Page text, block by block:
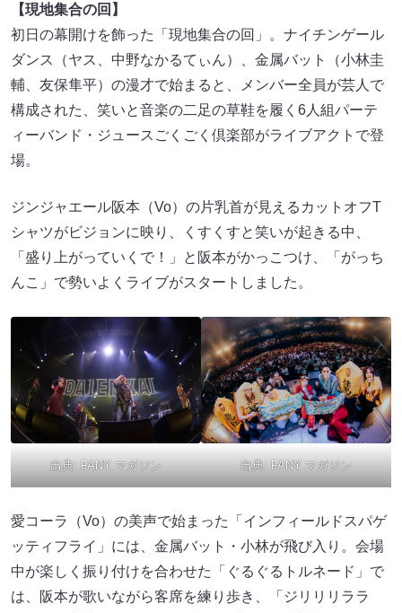
【現地集合の回】
初日の幕開けを飾った「現地集合の回」。ナイチンゲール
ダンス（ヤス、中野なかるてぃん）、金属バット（小林圭
輔、友保隼平）の漫才で始まると、メンバー全員が芸人で
構成された、笑いと音楽の二足の草鞋を履く6人組パーテ
ィーバンド・ジュースごくごく倶楽部がライブアクトで登
場。
ジンジャエール阪本（Vo）の片乳首が見えるカットオフT
シャツがビジョンに映り、くすくすと笑いが起きる中、
「盛り上がっていくで！」と阪本がかっこつけ、「がっち
んこ」で勢いよくライブがスタートしました。
出典: FANY マガジン 出典: FANY マガジン
愛コーラ（Vo）の美声で始まった「インフィールドスパゲ
ッティフライ」には、金属バット・小林が飛び入り。会場
中が楽しく振り付けを合わせた「ぐるぐるトルネード」で
は、阪本が歌いながら客席を練り歩き、「ジリリリララ